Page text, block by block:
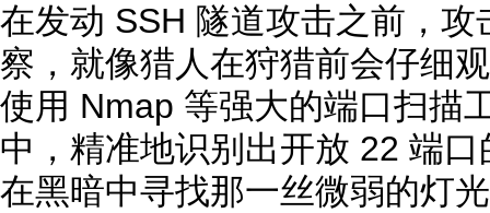
在发动 SSH 隧道攻击之前，
察，就像猎人在狩猎前会仔细
使用 Nmap 等强大的端口扫描
中，精准地识别出开放 22 端
在黑暗中寻找那一丝微弱的灯